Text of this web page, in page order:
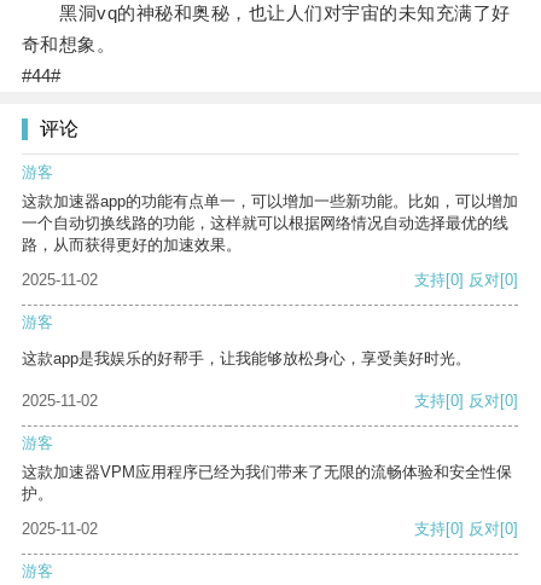
黑洞vq的神秘和奥秘，也让人们对宇宙的未知充满了好
奇和想象。
#44#
评论
游客
这款加速器app的功能有点单一，可以增加一些新功能。比如，可以增加
一个自动切换线路的功能，这样就可以根据网络情况自动选择最优的线
路，从而获得更好的加速效果。
2025-11-02
支持[0] 反对[0]
游客
这款app是我娱乐的好帮手，让我能够放松身心，享受美好时光。
2025-11-02 支持[0] 反对[0]
游客
这款加速器VPM应用程序已经为我们带来了无限的流畅体验和安全性保
护。
2025-11-02
支持[0] 反对[0]
游客